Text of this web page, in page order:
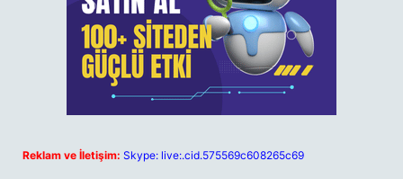
Reklam ve İletişim: Skype: live:.cid.575569c608265c69